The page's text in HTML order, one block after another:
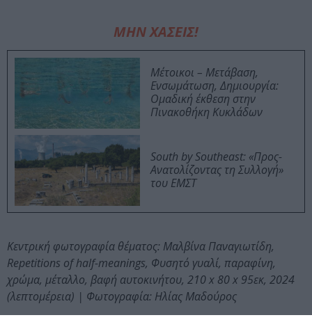
ΜΗΝ ΧΑΣΕΙΣ!
Μέτοικοι – Μετάβαση,
Ενσωμάτωση, Δημιουργία:
Ομαδική έκθεση στην
Πινακοθήκη Κυκλάδων
South by Southeast: «Προς-
Ανατολίζοντας τη Συλλογή»
του ΕΜΣΤ
Κεντρική φωτογραφία θέματος: Μαλβίνα Παναγιωτίδη,
Repetitions of half-meanings, Φυσητό γυαλί, παραφίνη,
χρώμα, μέταλλο, βαφή αυτοκινήτου, 210 x 80 x 95εκ, 2024
(λεπτομέρεια) | Φωτογραφία: Ηλίας Μαδούρος